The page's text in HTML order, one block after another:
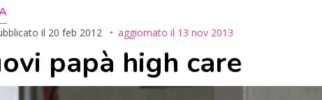
il 20 feb 2012 aggiornato il 13 nov 2013
papà high care